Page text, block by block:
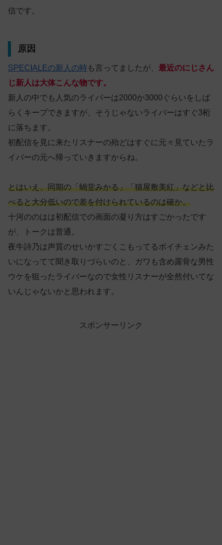
信です。
原因
SPECIALEの新人の時 も言ってましたが、 最近のにじさん
じ新人は大体こんな物です。
新人の中でも人気のライバーは2000か3000ぐらいをしば
らくキープできますが、そうじゃないライバーはすぐ3桁
に落ちます。
初配信を見に来たリスナーの殆どはすぐに元々見ていたラ
イバーの元へ帰っていきますからね。
とはいえ、同期の「蝸堂みかる」「猫屋敷美紅」などと比
べると大分低いので差を付けられているのは確か。
十河ののはは初配信での画面の凝り方はすごかったです
が、トークは普通。
夜牛詩乃は声質のせいかすごくこもってるボイチェンみた
いになってて聞き取りづらいのと、ガワも含め露骨な男性
ウケを狙ったライバーなので女性リスナーが全然付いてな
いんじゃないかと思われます。
スポンサーリンク